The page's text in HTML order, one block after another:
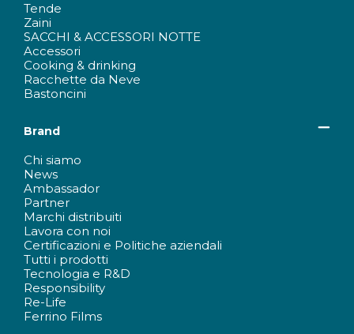
Tende
Zaini
SACCHI & ACCESSORI NOTTE
Accessori
Cooking & drinking
Racchette da Neve
Bastoncini
Brand
Chi siamo
News
Ambassador
Partner
Marchi distribuiti
Lavora con noi
Certificazioni e Politiche aziendali
Tutti i prodotti
Tecnologia e R&D
Responsibility
Re-Life
Ferrino Films